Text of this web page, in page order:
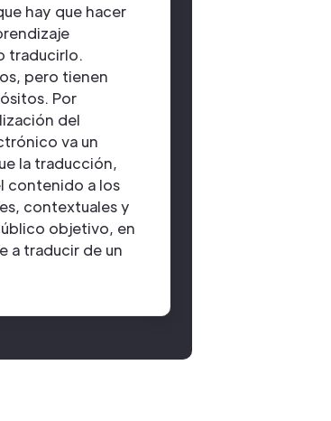
hay que hacer
traducirlo.
pero tienen
Por
del
va un
la traducción,
contenido a los
contextuales y
objetivo, en
a traducir de un